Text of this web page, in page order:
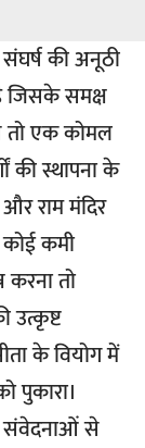
संघर्ष की अनूठी
जिसके समक्ष
तो एक कोमल
की स्थापना के
राम मंदिर
कमी
करना तो
उत्कृष्ट
के वियोग में
पुकारा।
संवेदनाओं से